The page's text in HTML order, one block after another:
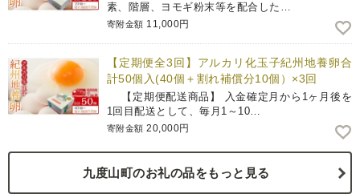
素、階層、ヨモギ粉末等を配合した…
寄附金額 11,000円
【定期便全3回】アルカリ化玉子紀州地養卵合
計50個入(40個＋割れ補償分10個）×3回
【定期便配送商品】 入金確定月から1ヶ月後を
1回目配送として、毎月1～10…
寄附金額 20,000円
九度山町のお礼の品をもっと見る